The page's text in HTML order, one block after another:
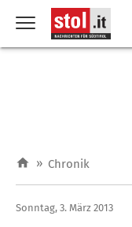
» Chronik
Sonntag, 3. März 2013